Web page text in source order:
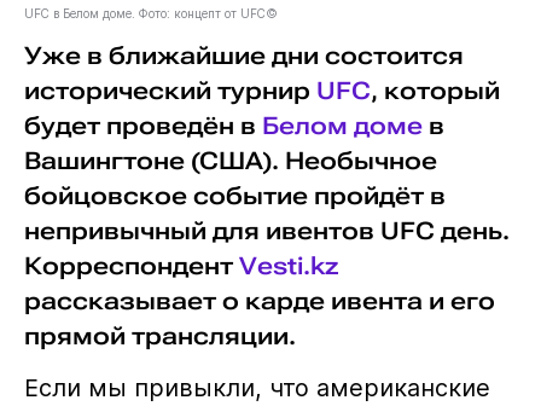
UFC в Белом доме. Фото: концепт от UFC©
Уже в ближайшие дни состоится
исторический турнир UFC, который
будет проведён в Белом домев
Вашингтоне (США). Необычное
бойцовское событие пройдёт в
непривычный для ивентов UFC день.
Корреспондент Vesti.kz
рассказывает о карде ивента и его
прямой трансляции.
Если мы привыкли, что американские